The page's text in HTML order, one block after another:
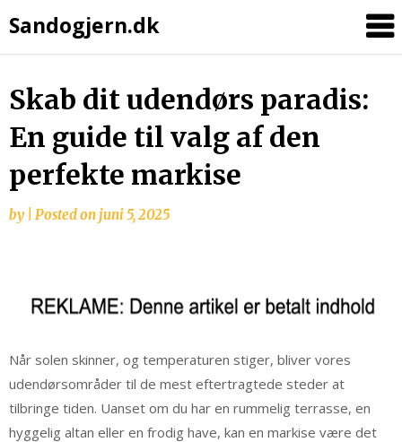
Sandogjern.dk
Skip
content
Skab dit udendørs paradis:
En guide til valg af den
perfekte markise
by Posted on juni 5, 2025
Når solen skinner, og temperaturen stiger, bliver vores
udendørsområder til de mest eftertragtede steder at
tilbringe tiden. Uanset om du har en rummelig terrasse, en
hyggelig altan eller en frodig have, kan en markise være det